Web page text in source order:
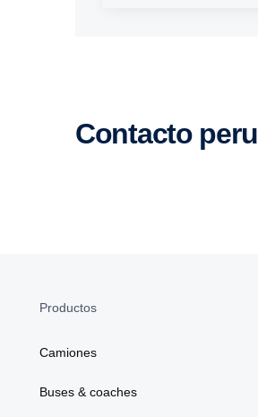
contacto peru
Productos
Camiones
Buses & coaches